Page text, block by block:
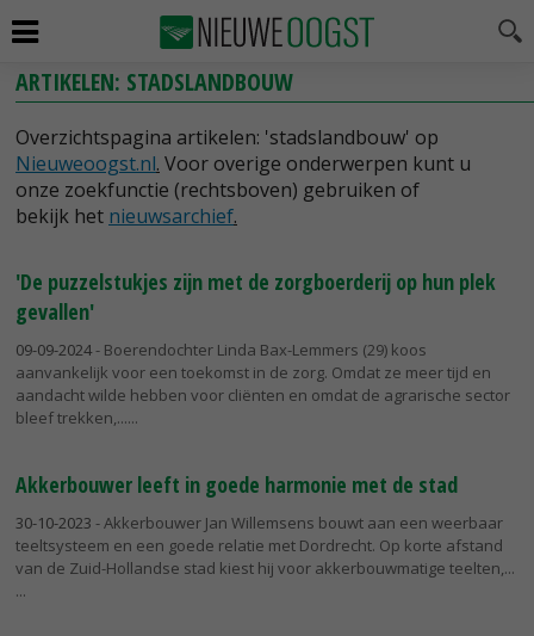
ARTIKELEN: STADSLANDBOUW
Overzichtspagina artikelen: 'stadslandbouw' op
Nieuweoogst.nl. Voor overige onderwerpen kunt u
onze zoekfunctie (rechtsboven) gebruiken of
bekijk het nieuwsarchief.
'De puzzelstukjes zijn met de zorgboerderij op hun plek
gevallen'
09-09-2024- Boerendochter Linda Bax-Lemmers (29) koos
aanvankelijk voor een toekomst in de zorg. Omdat ze meer tijd en
aandacht wilde hebben voor cliënten en omdat de agrarische sector
bleef trekken,...
Akkerbouwer leeft in goede harmonie met de stad
30-10-2023 - Akkerbouwer Jan Willemsens bouwt aan een weerbaar
teeltsysteem en een goede relatie met Dordrecht. Op korte afstand
van de Zuid-Hollandse stad kiest hij voor akkerbouwmatige teelten,...